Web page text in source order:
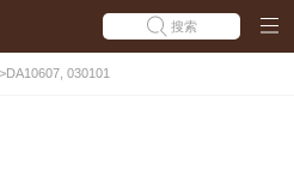
搜索
>DA10607, 030101